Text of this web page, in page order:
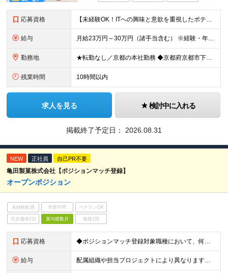
応募資格 【未経験OK！ITへの興味と意欲を重視したポテンシャル採用です！】 ●未経験・知識がなくてもITへの関心や興味があればOK！ ●学歴不問 ＼前職での経験や業界は一切不問！／ □「昔からパソコンを触る
給与 月給23万円～30万円（諸手当含む） ※経験・年齢・スキルなどを考慮の上、当社規定により優遇いたします。 ※残業は基本発生しませんが、発生した場合は時間外手当を全額別途支給します。 ※試用期間2ヶ月
勤務地 ★転勤なし／京都の本社勤務 ◆京都府京都市下京区五条通寺町西入ル御影堂町16-21 京都建物ビル2F ┗「清水五条」駅徒歩2分 ＼配属部署は温かい職場です♪／ 平均年齢は28歳で、若手も多く在籍し
残業時間 10時間以内
求人を見る 検討中に入れる
掲載終了予定日： 2026.08.31
NEW 正社員 自己PR不要
亀田製菓株式会社【ポジションマッチ登録】
オープンポジション
未経験歓迎 学歴不問 ベテランOK
完全週休2日 賞与複数月 面接1回
応募資格 ◆ポジションマッチ登録対象職種において、何かしらの知識・経験を有する方
給与 配属組織や担当プロジェクトにより異なります。 想定年収：400万円～1000万円 ※ご経験やスキルに応じて決定します。 ※上記想定年収はあくまでも目安の金額であり、 選考を通じて上下する可能性があ